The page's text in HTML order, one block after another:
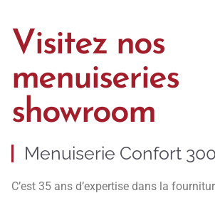
Visitez nos
menuiseries
showroom
Menuiserie Confort
C’est 35 ans d’expertise dans la